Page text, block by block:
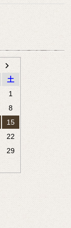
土
1
8
15
22
29